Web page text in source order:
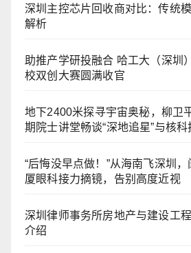
深圳主控芯片回收商对比：传统
解析
助推产学研投融合 哈工大（深圳
校双创大赛圆满收官
地下2400米探寻宇宙奥秘，柳卫
期院士讲堂畅谈“深地追星”与核
“后悔没早点做！”从海南飞深圳
厦眼科接力摘镜，告别高度近视
深圳律师事务所房地产与建设工
介绍